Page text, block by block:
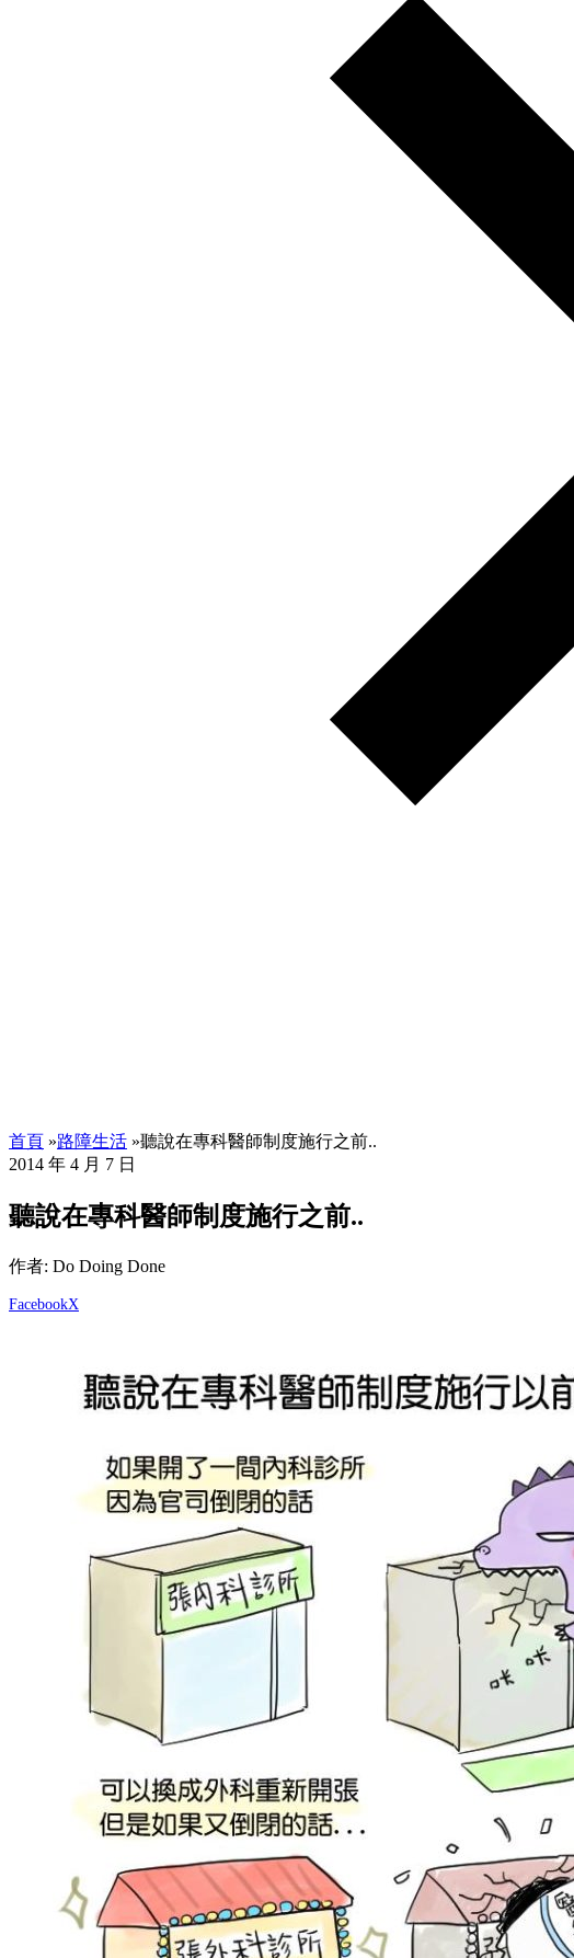
首頁 »路障生活 »聽說在專科醫師制度施行之前..
2014 年 4 月 7 日
聽說在專科醫師制度施行之前..
作者: Do Doing Done
FacebookX